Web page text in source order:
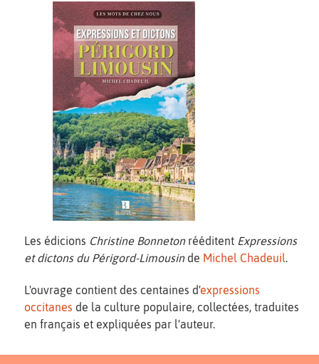
Les édicions Christine Bonnetonrééditent Expressions
et dictons du Périgord-Limousinde Michel Chadeuil.
L'ouvrage contient des centaines d'expressions
occitanes de la culture populaire, collectées, traduites
en français et expliquées par l'auteur.